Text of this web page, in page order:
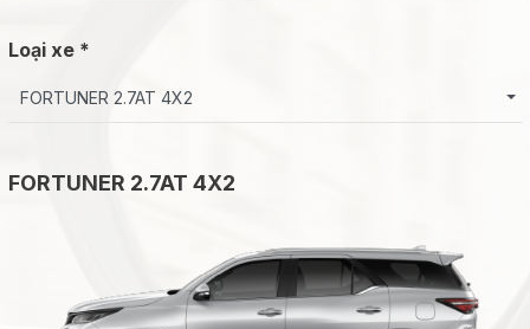
Loại xe *
FORTUNER 2.7AT 4X2
FORTUNER 2.7AT 4X2